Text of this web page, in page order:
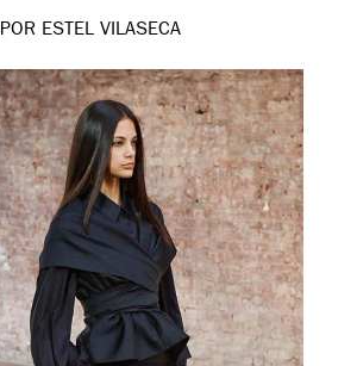
POR ESTEL VILASECA